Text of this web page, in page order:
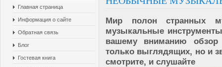
Главная страница
Информация о сайте
Обратная связь
Блог
Гостевая книга
Мир полон странных
музыкальные
вашему вниманию
только выглядящих, но и
смотрите, и слушайте